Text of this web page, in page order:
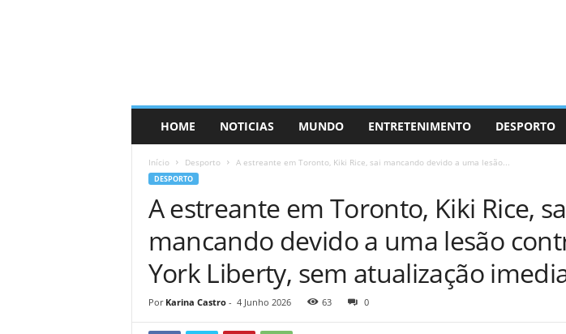
HOME NOTICIAS MUNDO ENTRETENIMENTO DESPORTO
Início Desporto A estreante em Toronto, Kiki Rice, sai mancando devido a uma lesão...
DESPORTO
A estreante em Toronto, Kiki Rice,
mancando devido a uma lesão
York Liberty, sem atualização
Por Karina Castro- 4 Junho 2026 63 0